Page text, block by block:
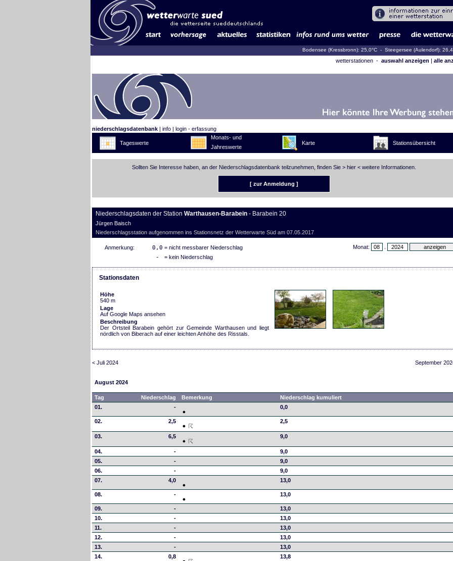
Bodensee (Kressbronn): 25,0°C - Steegersee (Aulendorf):
wetterstationen - auswahl anzeigen | alle
niederschlagsdatenbank| info| login - erfassung
Tageswerte
Monats- und
Jahreswerte
Karte Stationsübersicht
Sollten Sie Interesse haben, an der Niederschlagsdatenbank teilzunehmen, finden Sie > hier< weitere Informationen.
[ zur Anmeldung ]
Niederschlagsdaten der Station Warthausen-Barabein- Barabein 20
Jürgen Baisch
Niederschlagsstation aufgenommen ins Stationsnetz der Wetterwarte Süd am 07.05.2017
Monat:
Anmerkung: 0,0 = nicht messbarer Niederschlag
- = kein Niederschlag
Stationsdaten
Höhe
540 m
Lage
Auf Google Maps ansehen
Beschreibung
Der Ortsteil Barabein gehört zur Gemeinde Warthausen und liegt
nördlich von Biberach auf einer leichten Anhöhe des Risstals.
< Juli 2024 September
August 2024
Tag Niederschlag Bemerkung
Niederschlag kumuliert
01.
- 0,0
02. 2,5 2,5
03. 6,5 9,0
04. -
9,0
05.
-
9,0
06.
-
9,0
07.
4,0 13,0
08. - 13,0
09. -
13,0
10.
-
13,0
11.
-
13,0
12.
-
13,0
13.
-
13,0
14.
0,8 13,8